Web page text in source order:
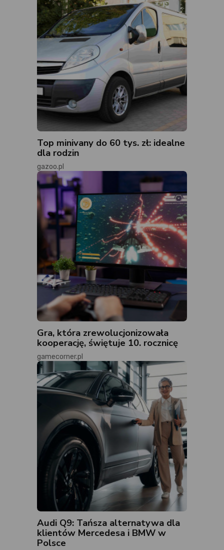
Top minivany do 60 tys. zł: idealne
dla rodzin
gazoo.pl
Gra, która zrewolucjonizowała
kooperację, świętuje 10. rocznicę
gamecorner.pl
Audi Q9: Tańsza alternatywa dla
klientów Mercedesa i BMW w
Polsce